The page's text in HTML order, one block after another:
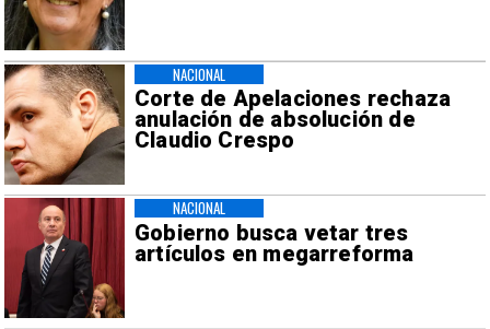
Corte de Apelaciones rechaza
anulación de absolución de
Claudio Crespo
NACIONAL
Gobierno busca vetar tres
artículos en megarreforma
NACIONAL